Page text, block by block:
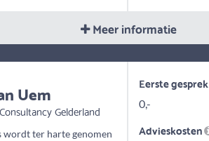
Meer informatie
Uem
Gelderland
wordt ter harte genomen
Eerste gesprek
0,-
Advieskosten